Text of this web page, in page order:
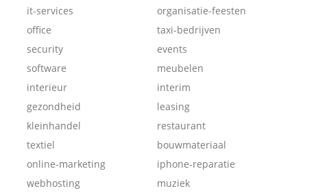
it-services
office
security
software
interieur
gezondheid
kleinhandel
textiel
online-marketing
webhosting
organisatie-feesten
taxi-bedrijven
events
meubelen
interim
leasing
restaurant
bouwmateriaal
iphone-reparatie
muziek